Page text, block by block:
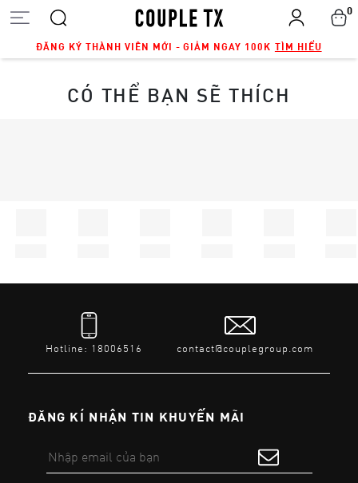
ĐĂNG KÝ THÀNH VIÊN MỚI - GIẢM NGAY 100K TÌM HIỂU
0
CÓ THỂ BẠN SẼ THÍCH
Hotline: 18006516 contact@couplegroup.com
ĐĂNG KÍ NHẬN TIN KHUYẾN MÃI